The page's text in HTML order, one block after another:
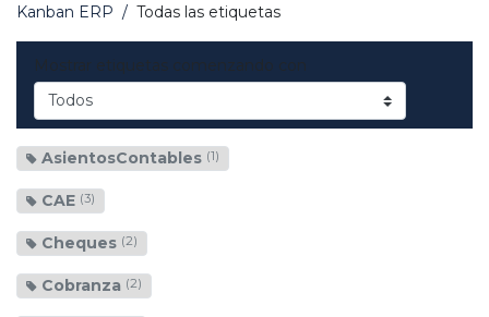
Kanban ERP Todas las etiquetas
Mostrar etiquetas comenzando con
AsientosContables (1)
CAE (3)
Cheques (2)
Cobranza (2)